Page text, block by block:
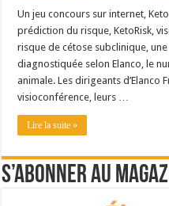
Un jeu concours sur internet,
prédiction du risque, KetoRisk,
risque de cétose subclinique,
diagnostiquée selon Elanco, le
animale. Les dirigeants d’Elanco
visioconférence, leurs …
Lire la suite »
S’abonner au